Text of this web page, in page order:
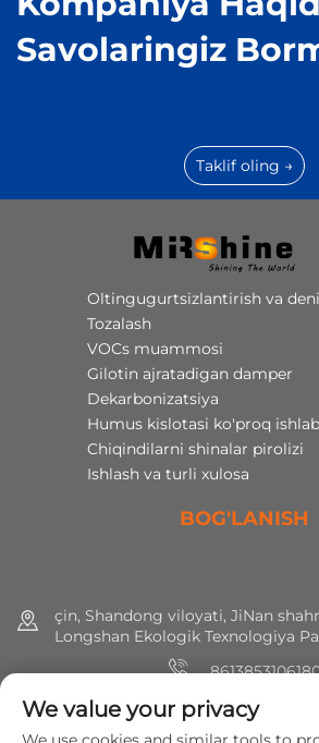
Savolaringiz
Taklif oling →
Oltingugurtsizlantirish va
Tozalash
VOCs muammosi
Gilotin ajratadigan damper
Dekarbonizatsiya
Humus kislotasi ko'proq
Chiqindilarni shinalar pirolizi
Ishlash va turli xulosa
BOG'LANISH
çin, Shandong viloyati, JiNan
Longshan Ekologik Texnologiya
+86 (0) 531 8891
We value your privacy